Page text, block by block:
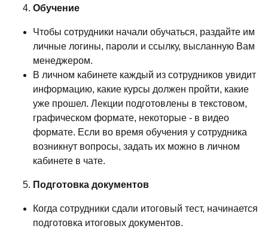
Обучение
Чтобы сотрудники начали обучаться, раздайте им
личные логины, пароли и ссылку, высланную Вам
менеджером.
В личном кабинете каждый из сотрудников увидит
информацию, какие курсы должен пройти, какие
уже прошел. Лекции подготовлены в текстовом,
графическом формате, некоторые - в видео
формате. Если во время обучения у сотрудника
возникнут вопросы, задать их можно в личном
кабинете в чате.
Подготовка документов
Когда сотрудники сдали итоговый тест, начинается
подготовка итоговых документов.